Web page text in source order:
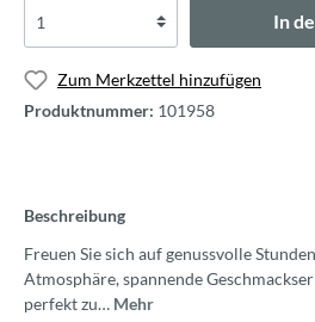
In
Zum Merkzettel hinzufügen
Produktnummer: 101958
Beschreibung
Freuen Sie sich auf genussvolle
Atmosphäre, spannende
perfekt zu… Mehr